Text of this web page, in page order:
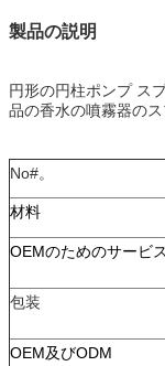
製品の説明
円形の円柱ポンプ ス
品の香水の噴霧器の
No#。
材料
OEMのためのサービス
包装
OEM及びODM